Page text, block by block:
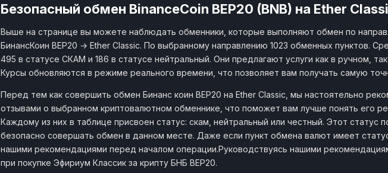
TarifEx 1 BEP20
90.4245 ETC
garantiya.cc
1 BEP20
от 0.03
86.892166 ETC
Bitality
bitality.cc
1 BEP20
от 62
91.408139 ETC
ТокенТрейд
tokentrade.vip
1 BEP20
от 1.644265
91.226167 ETC
Безопасный обмен BinanceCoin BEP20 (BNB) на Ether
Выше на странице вы можете наблюдать обменники, которые выполняют обмен по
БинансКоин BEP20 → Ether Classic. По выбранному направлению 1023 обменных пунктов.
495 в статусе СКАМ и 186 в статусе нейтральный. Они предлагают услуги как в ручном,
Курсы обновляются в режиме реального времени, что позволяет вам получать самую
Перед тем как совершить обмен Бинанс коин BEP20 на Ether Classic, мы настоятельно
отзывами о выбранном криптовалютном обменнике, что поможет вам лучше понять его
Каждому из них в таблице присвоен статус: скам, нейтральный или честный. Этот статус
безопасно совершать обмен в данном месте. Даже если пункт обмена валют имеет
нашими рекомендациями перед началом операции.Руководствуясь нашими
при покупке Эфириум Классик за крипту БНБ BEP20.